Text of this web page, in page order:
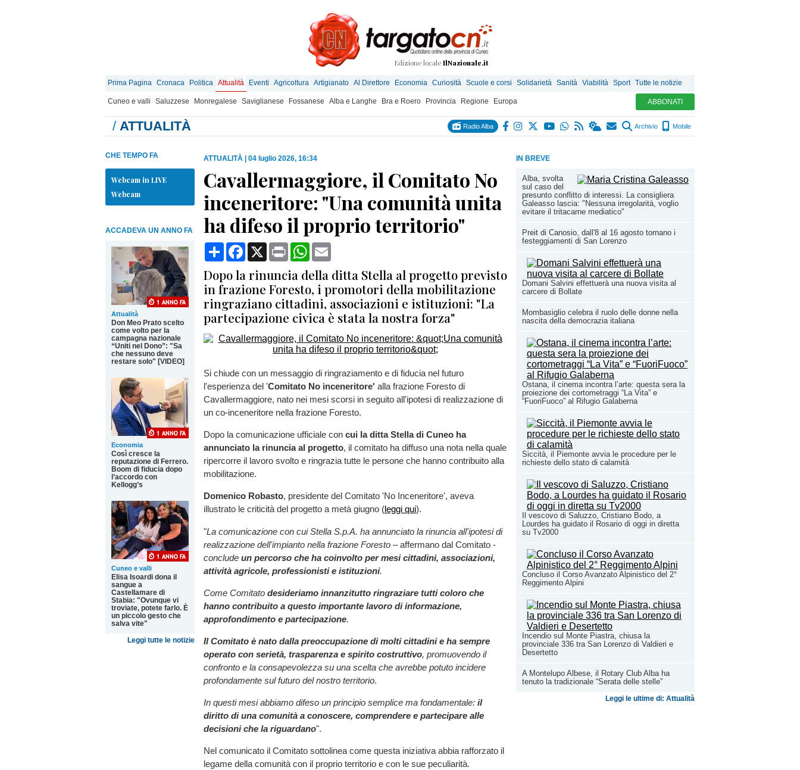
Edizione locale IlNazionale.it
Prima Pagina Cronaca Politica Attualità Eventi Agricoltura Artigianato Al Direttore Economia Curiosità Scuole e corsi Solidarietà Sanità Viabilità Sport Tutte le notizie
Cuneo e valli Saluzzese Monregalese Saviglianese Fossanese Alba e Langhe Bra e Roero Provincia Regione Europa ABBONATI
/ ATTUALITÀ Radio Alba Archivio Mobile
IN BREVE
Alba, svolta
sul caso del
presunto conflitto di interessi. La consigliera
Galeasso lascia: "Nessuna irregolarità, voglio
evitare il tritacarne mediatico"
Preit di Canosio, dall'8 al 16 agosto tornano i
festeggiamenti di San Lorenzo
Domani Salvini effettuerà una nuova visita al
carcere di Bollate
Mombasiglio celebra il ruolo delle donne nella
nascita della democrazia italiana
Ostana, il cinema incontra l’arte: questa sera la
proiezione dei cortometraggi “La Vita” e
“FuoriFuoco” al Rifugio Galaberna
Siccità, il Piemonte avvia le procedure per le
richieste dello stato di calamità
Il vescovo di Saluzzo, Cristiano Bodo, a
Lourdes ha guidato il Rosario di oggi in diretta
su Tv2000
Concluso il Corso Avanzato Alpinistico del 2°
Reggimento Alpini
Incendio sul Monte Piastra, chiusa la
provinciale 336 tra San Lorenzo di Valdieri e
Desertetto
A Montelupo Albese, il Rotary Club Alba ha
tenuto la tradizionale “Serata delle stelle”
Leggi le ultime di: Attualità
CHE TEMPO FA
Webcam in LIVE
Webcam
ACCADEVA UN ANNO FA
Attualità
Don Meo Prato scelto
come volto per la
campagna nazionale
“Uniti nel Dono”: "Sa
che nessuno deve
restare solo" [VIDEO]
Economia
Così cresce la
reputazione di Ferrero.
Boom di fiducia dopo
l’accordo con
Kellogg’s
Cuneo e valli
Elisa Isoardi dona il
sangue a
Castellamare di
Stabia: "Ovunque vi
troviate, potete farlo. È
un piccolo gesto che
salva vite"
Leggi tutte le notizie
ATTUALITÀ 04 luglio 2026, 16:34
Cavallermaggiore, il Comitato No
inceneritore: "Una comunità unita
ha difeso il proprio territorio"
CondividiFacebook
X Print WhatsApp
Dopo la rinuncia della ditta Stella al progetto previsto
in frazione Foresto, i promotori della mobilitazione
ringraziano cittadini, associazioni e istituzioni: "La
partecipazione civica è stata la nostra forza"
Si chiude con un messaggio di ringraziamento e di fiducia nel futuro
l'esperienza del 'Comitato No inceneritore' alla frazione Foresto di
Cavallermaggiore, nato nei mesi scorsi in seguito all'ipotesi di realizzazione di
un co-inceneritore nella frazione Foresto.
Dopo la comunicazione ufficiale con cui la ditta Stella di Cuneo ha
annunciato la rinuncia al progetto, il comitato ha diffuso una nota nella quale
ripercorre il lavoro svolto e ringrazia tutte le persone che hanno contribuito alla
mobilitazione.
Domenico Robasto, presidente del Comitato 'No Inceneritore', aveva
illustrato le criticità del progetto a metà giugno (leggi qui).
"La comunicazione con cui Stella S.p.A. ha annunciato la rinuncia all'ipotesi di
realizzazione dell'impianto nella frazione Foresto – affermano dal Comitato -
conclude un percorso che ha coinvolto per mesi cittadini, associazioni,
attività agricole, professionisti e istituzioni.
Come Comitato desideriamo innanzitutto ringraziare tutti coloro che
hanno contribuito a questo importante lavoro di informazione,
approfondimento e partecipazione.
Il Comitato è nato dalla preoccupazione di molti cittadini e ha sempre
operato con serietà, trasparenza e spirito costruttivo, promuovendo il
confronto e la consapevolezza su una scelta che avrebbe potuto incidere
profondamente sul futuro del nostro territorio.
In questi mesi abbiamo difeso un principio semplice ma fondamentale: il
diritto di una comunità a conoscere, comprendere e partecipare alle
decisioni che la riguardano".
Nel comunicato il Comitato sottolinea come questa iniziativa abbia rafforzato il
legame della comunità con il proprio territorio e con le sue peculiarità.